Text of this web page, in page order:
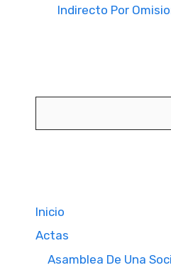
Indirecto Por
Inicio
Actas
Asamblea De Una